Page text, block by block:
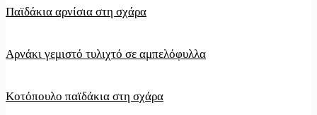
Παϊδάκια αρνίσια στη σχάρα
Αρνάκι γεμιστό τυλιχτό σε αμπελόφυλλα
Κοτόπουλο παϊδάκια στη σχάρα